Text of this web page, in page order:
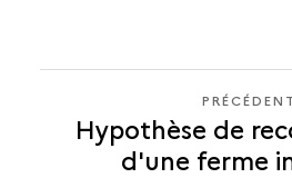
LES
AEDEFICIA
Hypothèse de
d'une ferme